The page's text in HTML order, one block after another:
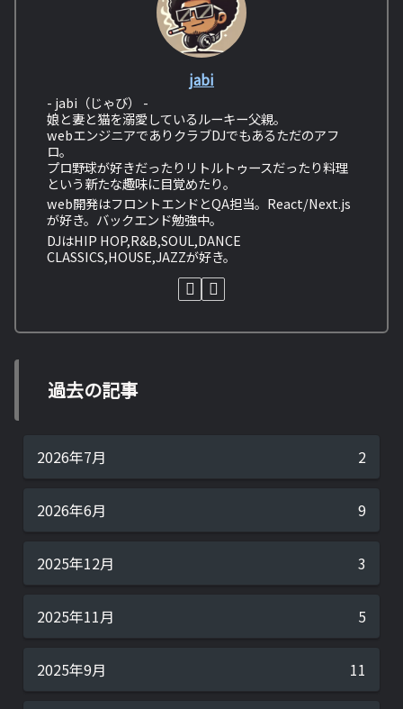
jabi
- jabi（じゃび） -
娘と妻と猫を溺愛しているルーキー父親。
webエンジニアでありクラブDJでもあるただのアフ
ロ。
プロ野球が好きだったりリトルトゥースだったり料理
という新たな趣味に目覚めたり。
web開発はフロントエンドとQA担当。React/Next.js
が好き。バックエンド勉強中。
DJはHIP HOP,R&B,SOUL,DANCE
CLASSICS,HOUSE,JAZZが好き。
過去の記事
2026年7月 2
2026年6月 9
2025年12月 3
2025年11月 5
2025年9月 11